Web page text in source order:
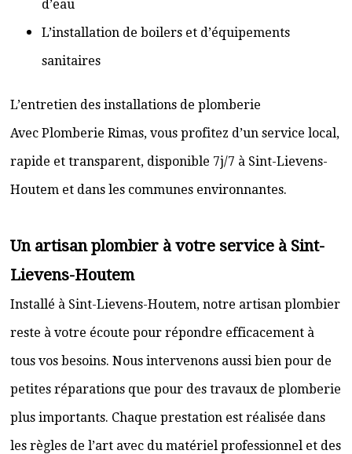
d’eau
L’installation de boilers et d’équipements
sanitaires
L’entretien des installations de plomberie
Avec Plomberie Rimas, vous profitez d’un service local,
rapide et transparent, disponible 7j/7 à Sint-Lievens-
Houtem et dans les communes environnantes.
Un artisan plombier à votre service à Sint-
Lievens-Houtem
Installé à Sint-Lievens-Houtem, notre artisan plombier
reste à votre écoute pour répondre efficacement à
tous vos besoins. Nous intervenons aussi bien pour de
petites réparations que pour des travaux de plomberie
plus importants. Chaque prestation est réalisée dans
les règles de l’art avec du matériel professionnel et des